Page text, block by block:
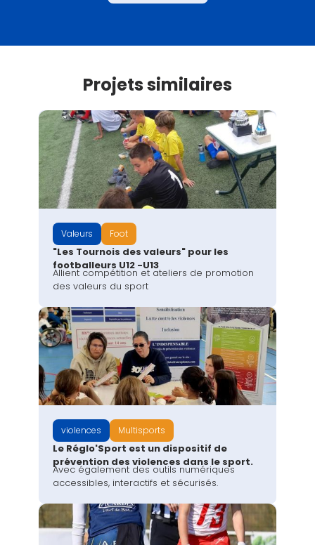
Projets similaires
Valeurs Foot
"Les Tournois des valeurs" pour les
footballeurs U12 -U13
Allient compétition et ateliers de promotion
des valeurs du sport
violences Multisports
Le Réglo'Sport est un dispositif de
prévention des violences dans le sport.
Avec également des outils numériques
accessibles, interactifs et sécurisés.